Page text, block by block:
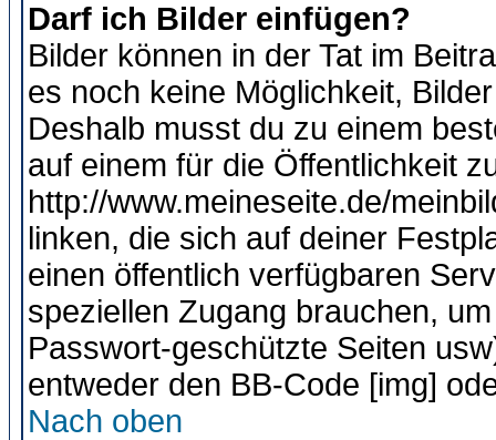
Darf ich Bilder einfügen?
Bilder können in der Tat im
es noch keine Möglichkeit,
Deshalb musst du zu einem
auf einem für die Öffentlichkeit
http://www.meineseite.de/
linken, die sich auf deiner
einen öffentlich verfügbaren
speziellen Zugang brauchen,
Passwort-geschützte Seiten
entweder den BB-Code [img]
Nach oben